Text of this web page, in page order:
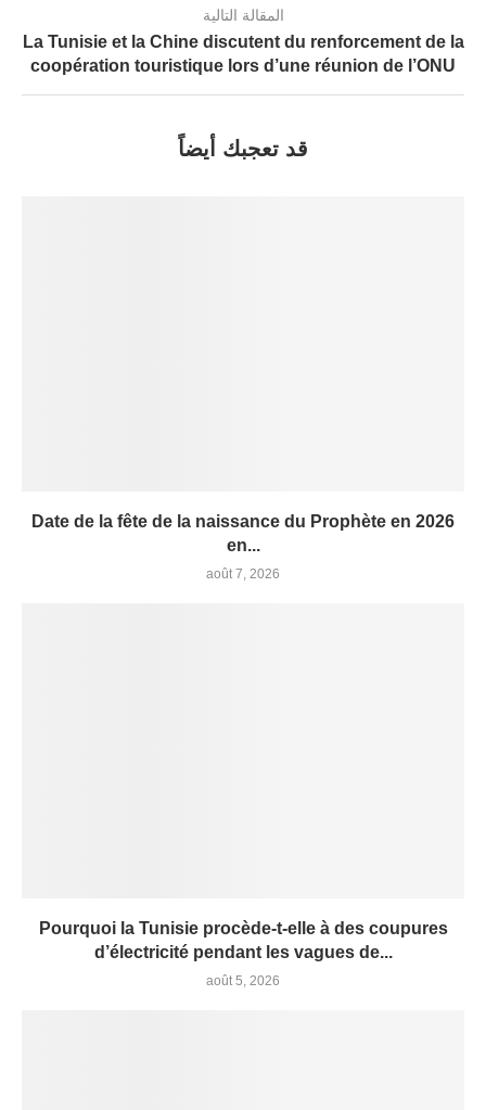
المقالة التالية
La Tunisie et la Chine discutent du renforcement de la
coopération touristique lors d’une réunion de l’ONU
قد تعجبك أيضاً
Date de la fête de la naissance du Prophète en 2026
en...
août 7, 2026
Pourquoi la Tunisie procède-t-elle à des coupures
d’électricité pendant les vagues de...
août 5, 2026